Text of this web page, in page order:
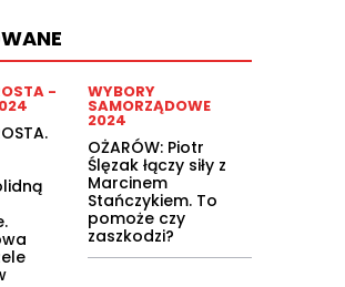
- WYBORY
SAMORZĄDOWE
2024
OŻARÓW: Piotr
Ślęzak łączy siły z
Marcinem
Stańczykiem. To
pomoże czy
zaszkodzi?